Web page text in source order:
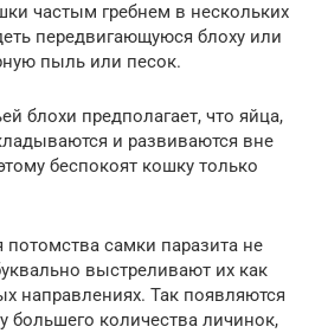
частым гребнем в нескольких
передвигающуюся блоху или
пыль или песок.
блохи предполагает, что яйца,
и развиваются вне
беспокоят кошку только
самки паразита не
выстреливают их как
направлениях. Так появляются
количества личинок,